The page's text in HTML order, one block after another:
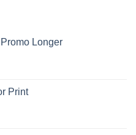
Longer
Print